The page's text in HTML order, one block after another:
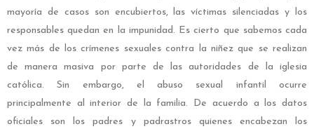
mayoría de casos son encubiertos, las víctimas silenciadas y los
responsables quedan en la impunidad. Es cierto que sabemos cada
vez más de los crímenes sexuales contra la niñez que se realizan
de manera masiva por parte de las autoridades de la iglesia
católica. Sin embargo, el abuso sexual infantil ocurre
principalmente al interior de la familia. De acuerdo a los datos
oficiales son los padres y padrastros quienes encabezan los